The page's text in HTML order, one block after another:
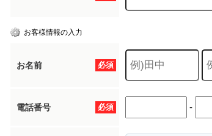
お客様情報の入力
必須
お名前
必須
電話番号 -